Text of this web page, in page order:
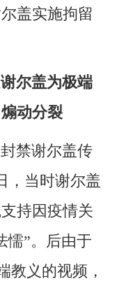
盖实施拘留
尔盖为极端
动分裂
禁谢尔盖传
，当时谢尔盖
持因疫情关
懦”。后由于
教义的视频，